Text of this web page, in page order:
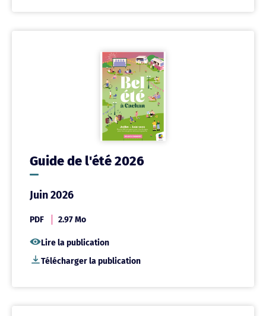
Guide de l'été 2026
Juin 2026
PDF 2.97 Mo
Lire la publication
Télécharger la publication